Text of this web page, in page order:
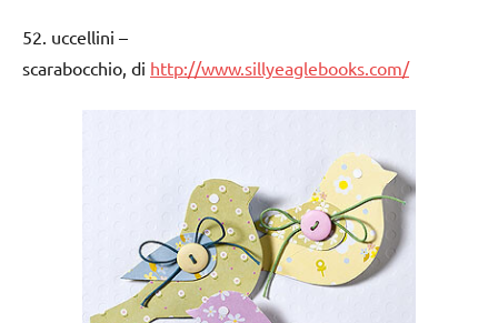
52. uccellini –
scarabocchio, di http://www.sillyeaglebooks.com/